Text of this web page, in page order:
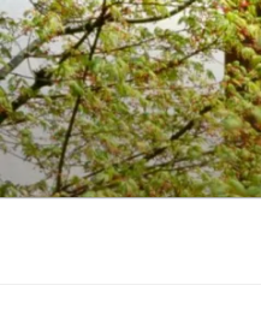
コ
ン
テ
ン
ツ
へ
ス